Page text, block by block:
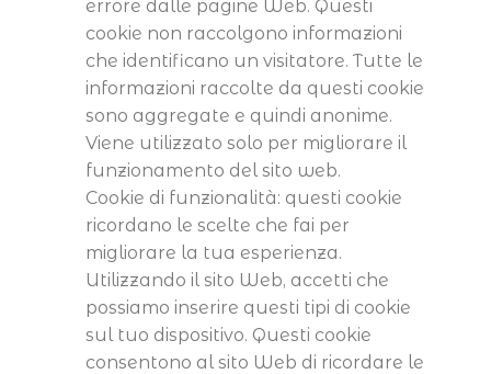
errore dalle pagine Web. Questi
cookie non raccolgono informazioni
che identificano un visitatore. Tutte le
informazioni raccolte da questi cookie
sono aggregate e quindi anonime.
Viene utilizzato solo per migliorare il
funzionamento del sito web.
Cookie di funzionalità: questi cookie
ricordano le scelte che fai per
migliorare la tua esperienza.
Utilizzando il sito Web, accetti che
possiamo inserire questi tipi di cookie
sul tuo dispositivo. Questi cookie
consentono al sito Web di ricordare le